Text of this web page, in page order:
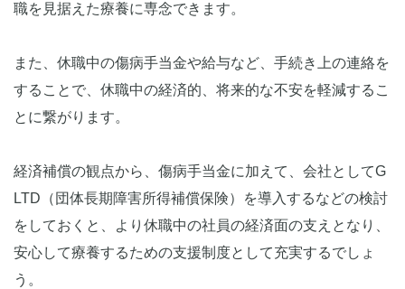
職を見据えた療養に専念できます。
また、休職中の傷病手当金や給与など、手続き上の連絡を
することで、休職中の経済的、将来的な不安を軽減するこ
とに繋がります。
経済補償の観点から、傷病手当金に加えて、会社としてG
LTD（団体長期障害所得補償保険）を導入するなどの検討
をしておくと、より休職中の社員の経済面の支えとなり、
安心して療養するための支援制度として充実するでしょ
う。